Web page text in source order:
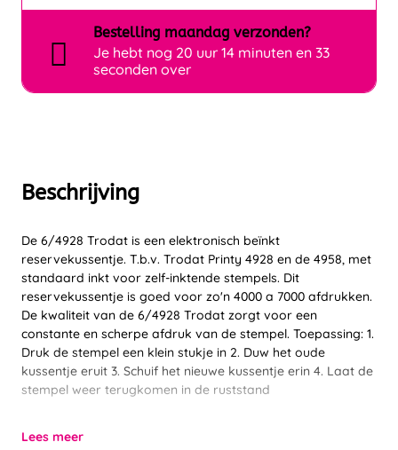
Beschrijving
De 6/4928 Trodat is een elektronisch beïnkt
reservekussentje. T.b.v. Trodat Printy 4928 en de 4958, met
standaard inkt voor zelf-inktende stempels. Dit
reservekussentje is goed voor zo'n 4000 a 7000 afdrukken.
De kwaliteit van de 6/4928 Trodat zorgt voor een
constante en scherpe afdruk van de stempel. Toepassing: 1.
Druk de stempel een klein stukje in 2. Duw het oude
kussentje eruit 3. Schuif het nieuwe kussentje erin 4. Laat de
stempel weer terugkomen in de ruststand
Lees meer
Bestelling maandag verzonden?
Je hebt nog 20 uur 14 minuten en 33
seconden over